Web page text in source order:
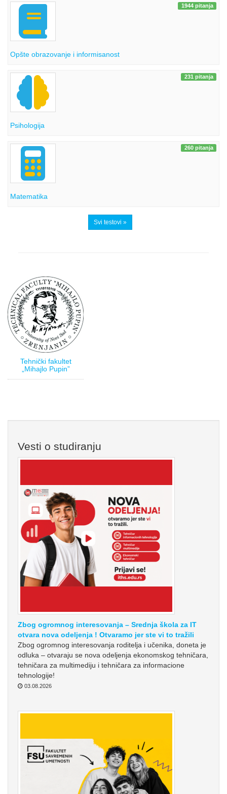
1944 pitanja
Opšte obrazovanje i informisanost
231 pitanja
Psihologija
260 pitanja
Matematika
Svi testovi »
Tehnički fakultet
„Mihajlo Pupin”
Vesti o studiranju
Zbog ogromnog interesovanja – Srednja škola za IT
otvara nova odeljenja ! Otvaramo jer ste vi to tražili
Zbog ogromnog interesovanja roditelja i učenika, doneta je
odluka – otvaraju se nova odeljenja ekonomskog tehničara,
tehničara za multimediju i tehničara za informacione
tehnologije!
03.08.2026